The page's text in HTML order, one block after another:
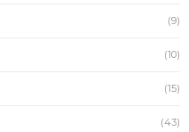
(9)
(10)
(15)
(43)